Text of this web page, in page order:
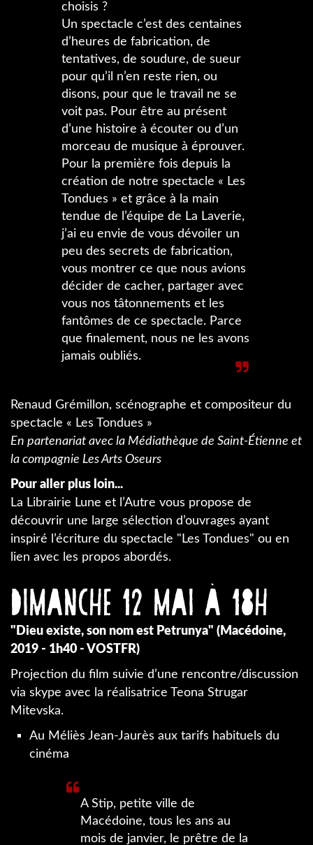
choisis ?
Un spectacle c’est des centaines
d’heures de fabrication, de
tentatives, de soudure, de sueur
pour qu’il n’en reste rien, ou
disons, pour que le travail ne se
voit pas. Pour être au présent
d’une histoire à écouter ou d’un
morceau de musique à éprouver.
Pour la première fois depuis la
création de notre spectacle « Les
Tondues » et grâce à la main
tendue de l’équipe de La Laverie,
j’ai eu envie de vous dévoiler un
peu des secrets de fabrication,
vous montrer ce que nous avions
décider de cacher, partager avec
vous nos tâtonnements et les
fantômes de ce spectacle. Parce
que finalement, nous ne les avons
jamais oubliés.
Renaud Grémillon, scénographe et compositeur du
spectacle « Les Tondues »
En partenariat avec la Médiathèque de Saint-Étienne et
la compagnie Les Arts Oseurs
Pour aller plus loin...
La Librairie Lune et l’Autre vous propose de
découvrir une large sélection d’ouvrages ayant
inspiré l’écriture du spectacle "Les Tondues" ou en
lien avec les propos abordés.
Dimanche 12 mai à 18h
"Dieu existe, son nom est Petrunya" (Macédoine,
2019 - 1h40 - VOSTFR)
Projection du film suivie d’une rencontre/discussion
via skype avec la réalisatrice Teona Strugar
Mitevska.
Au Méliès Jean-Jaurès aux tarifs habituels du
cinéma
A Stip, petite ville de
Macédoine, tous les ans au
mois de janvier, le prêtre de la